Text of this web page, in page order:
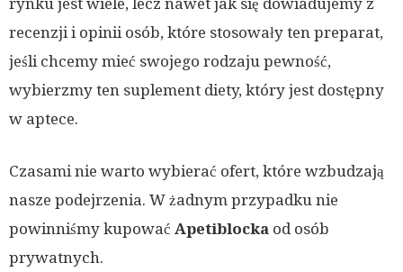
recenzji i opinii osób, które stosowały ten preparat,
jeśli chcemy mieć swojego rodzaju pewność,
wybierzmy ten suplement diety, który jest dostępny
w aptece.
Czasami nie warto wybierać ofert, które wzbudzają
nasze podejrzenia. W żadnym przypadku nie
powinniśmy kupować Apetiblocka od osób
prywatnych.